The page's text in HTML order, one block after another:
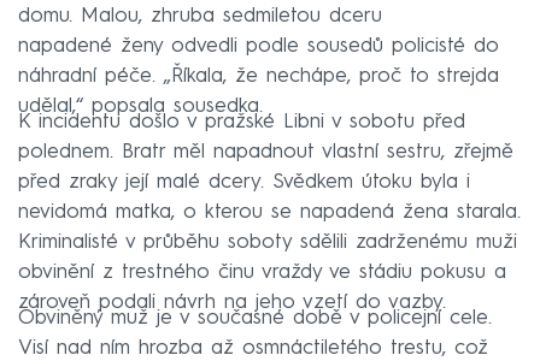
domu. Malou, zhruba sedmiletou dceru
napadené ženy odvedli podle sousedů policisté do
náhradní péče. „Říkala, že nechápe, proč to strejda
udělal,“ popsala sousedka.
K incidentu došlo v pražské Libni v sobotu před
polednem. Bratr měl napadnout vlastní sestru, zřejmě
před zraky její malé dcery. Svědkem útoku byla i
nevidomá matka, o kterou se napadená žena starala.
Kriminalisté v průběhu soboty sdělili zadrženému muži
obvinění z trestného činu vraždy ve stádiu pokusu a
zároveň podali návrh na jeho vzetí do vazby.
Obviněný muž je v současné době v policejní cele.
Visí nad ním hrozba až osmnáctiletého trestu, což